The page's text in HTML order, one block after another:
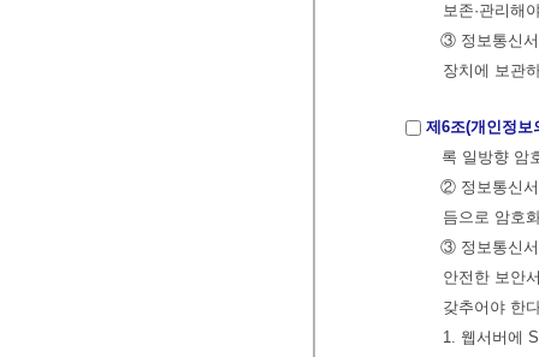
보존·관리해
③ 정보통신서
장치에 보관
제6조(개인정보
록 일방향 암
② 정보통신서
듬으로 암호
③ 정보통신서
안전한 보안
갖추어야 한
1. 웹서버에